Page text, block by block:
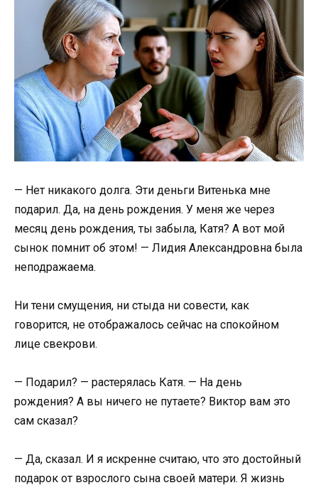
— Нет никакого долга. Эти деньги Витенька мне
подарил. Да, на день рождения. У меня же через
месяц день рождения, ты забыла, Катя? А вот мой
сынок помнит об этом! — Лидия Александровна была
неподражаема.
Ни тени смущения, ни стыда ни совести, как
говорится, не отображалось сейчас на спокойном
лице свекрови.
— Подарил? — растерялась Катя. — На день
рождения? А вы ничего не путаете? Виктор вам это
сам сказал?
— Да, сказал. И я искренне считаю, что это достойный
подарок от взрослого сына своей матери. Я жизнь